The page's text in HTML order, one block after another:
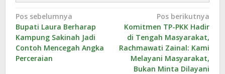
Navigasi
pos
Pos sebelumnya
Bupati Laura Berharap
Kampung Sakinah Jadi
Contoh Mencegah Angka
Perceraian
Pos berikutnya
Komitmen TP-PKK Hadir
di Tengah Masyarakat,
Rachmawati Zainal: Kami
Melayani Masyarakat,
Bukan Minta Dilayani